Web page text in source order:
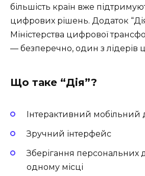
більшість країн вже
цифрових рішень. Додаток
Міністерства цифрової
— безперечно, один з лідерів
Що таке “Дія”?
Інтерактивний мобільний
Зручний інтерфейс
Зберігання персональних
одному місці